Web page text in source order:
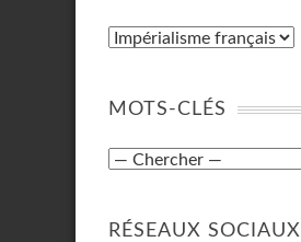
MOTS-CLÉS
RÉSEAUX SOCIAUX